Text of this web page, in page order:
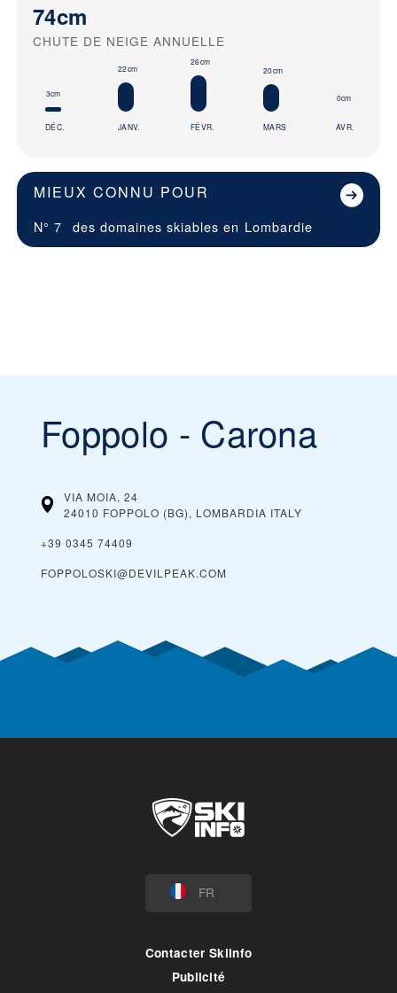
74cm
CHUTE DE NEIGE ANNUELLE
3cm
DÉC.
22cm
JANV.
26cm
FÉVR.
20cm
MARS
0cm
AVR.
MIEUX CONNU POUR
N° 7 des domaines skiables en Lombardie
Foppolo - Carona
VIA MOIA, 24
24010 FOPPOLO (BG), LOMBARDIA ITALY
+39 0345 74409
FOPPOLOSKI@DEVILPEAK.COM
FR
Contacter Skiinfo
Publicité